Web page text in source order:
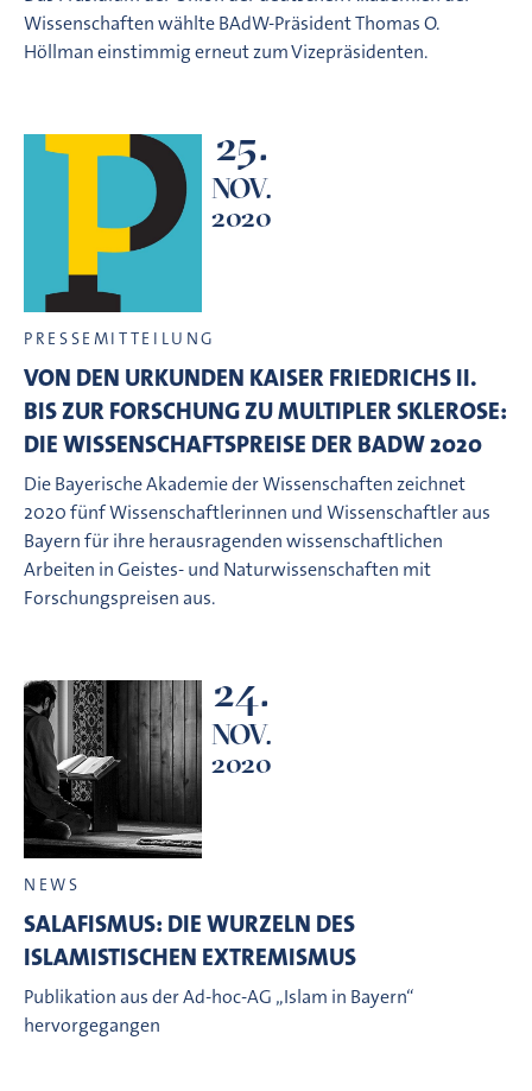
Wissenschaften wählte BAdW-Präsident Thomas O.
Höllman einstimmig erneut zum Vizepräsidenten.
25.
NOV.
2020
PRESSEMITTEILUNG
VON DEN URKUNDEN KAISER FRIEDRICHS II.
BIS ZUR FORSCHUNG ZU MULTIPLER SKLEROSE:
DIE WISSENSCHAFTSPREISE DER BADW 2020
Die Bayerische Akademie der Wissenschaften zeichnet
2020 fünf Wissenschaftlerinnen und Wissenschaftler aus
Bayern für ihre herausragenden wissenschaftlichen
Arbeiten in Geistes- und Naturwissenschaften mit
Forschungspreisen aus.
24.
NOV.
2020
NEWS
SALAFISMUS: DIE WURZELN DES
ISLAMISTISCHEN EXTREMISMUS
Publikation aus der Ad-hoc-AG „Islam in Bayern“
hervorgegangen